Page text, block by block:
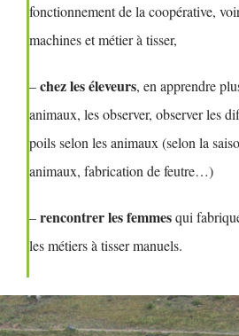
fonctionnement de la coopérative,
machines et métier à tisser,
–chez les éleveurs, en apprendre
animaux, les observer, observer les
poils selon les animaux (selon la
animaux, fabrication de feutre…)
–rencontrer les femmesqui
les métiers à tisser manuels.